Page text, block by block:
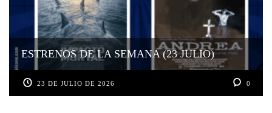
ESTRENOS DE LA SEMANA (23 JULIO)
23 DE JULIO DE 2026 0